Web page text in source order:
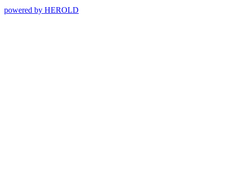
powered by HEROLD